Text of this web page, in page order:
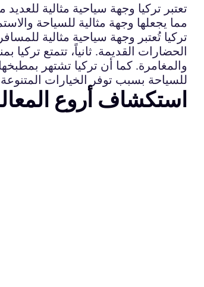
تعتبر تركيا وجهة سياحية مثالية
مما يجعلها وجهة مثالية للسياحة
تركيا تُعتبر وجهة سياحية مثالية
الحضارات القديمة. ثانياً، تتمتع
والمغامرة. كما أن تركيا تشتهر
للسياحة بسبب توفر الخيارات
استكشاف أروع